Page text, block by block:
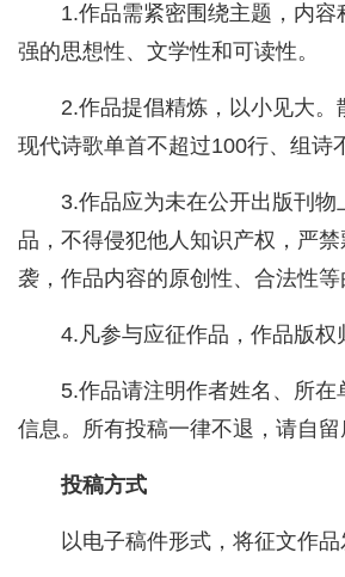
1.作品需紧密围绕主题，内容
强的思想性、文学性和可读性。
2.作品提倡精炼，以小见大。
现代诗歌单首不超过100行、组诗
3.作品应为未在公开出版刊物
品，不得侵犯他人知识产权，严
袭，作品内容的原创性、合法性等
4.凡参与应征作品，作品版权
5.作品请注明作者姓名、所在
信息。所有投稿一律不退，请自留
投稿方式
以电子稿件形式，将征文作品